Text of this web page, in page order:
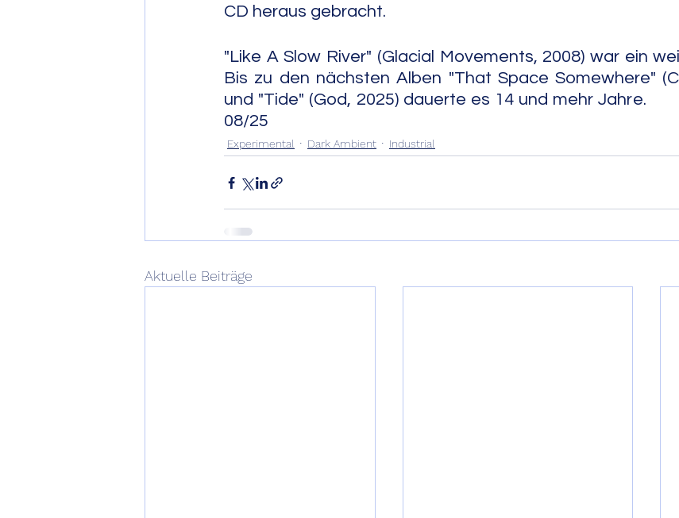
CD heraus gebracht.
"Like A Slow River" (Glacial Movements, 2008) war ein
Bis zu den nächsten Alben "That Space Somewhere"
und "Tide" (God, 2025) dauerte es 14 und
08/25
Experimental Dark Ambient Industrial
Aktuelle Beiträge